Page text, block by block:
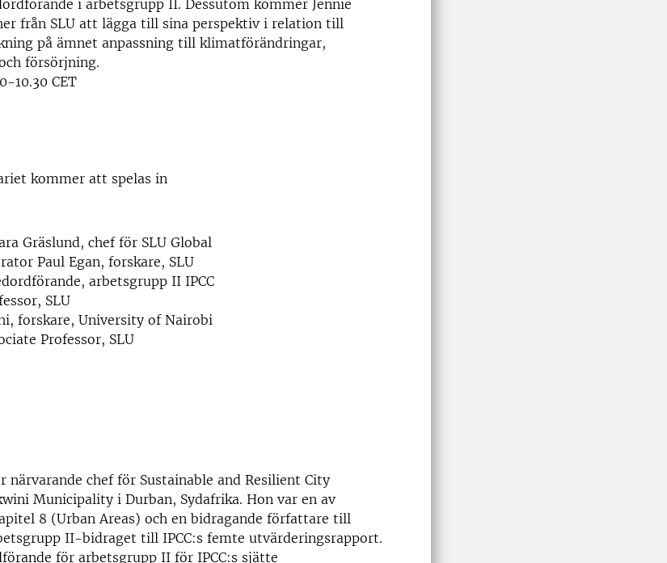
i arbetsgrupp II. Dessutom kommer Jennie
från SLU att lägga till sina perspektiv i relation till
på ämnet anpassning till klimatförändringar,
försörjning.
10.30 CET
kommer att spelas in
Gräslund, chef för SLU Global
Paul Egan, forskare, SLU
arbetsgrupp II IPCC
SLU
forskare, University of Nairobi
Professor, SLU
närvarande chef för Sustainable and Resilient City
Municipality i Durban, Sydafrika. Hon var en av
8 (Urban Areas) och en bidragande författare till
II-bidraget till IPCC:s femte utvärderingsrapport.
för arbetsgrupp II för IPCC:s sjätte